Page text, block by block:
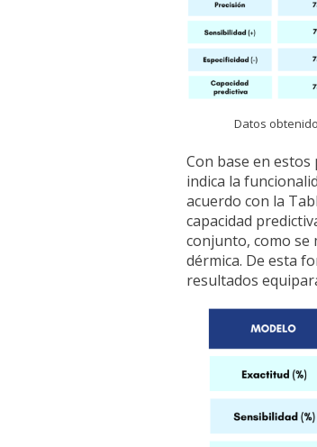
Datos
Con base en
indica la
acuerdo con la
capacidad
conjunto, como se
dérmica. De esta
resultados